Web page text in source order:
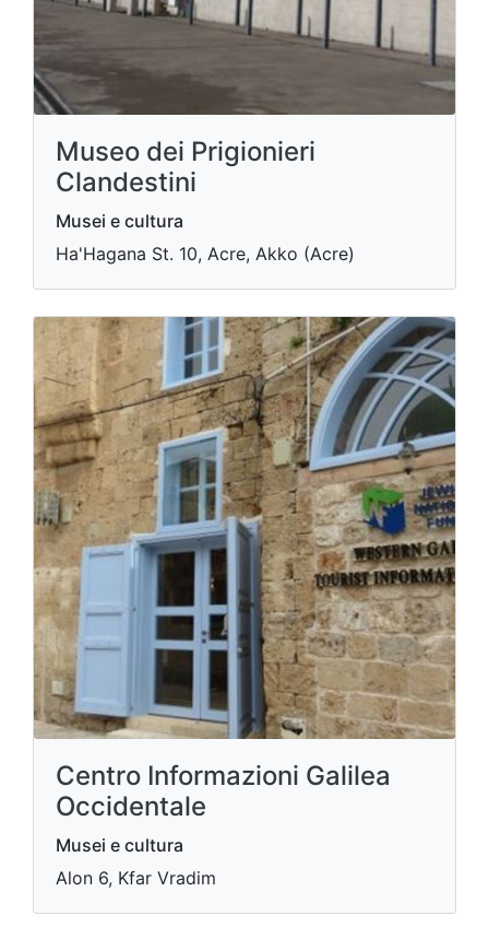
Museo dei Prigionieri
Clandestini
Musei e cultura
Ha'Hagana St. 10, Acre, Akko (Acre)
Centro Informazioni Galilea
Occidentale
Musei e cultura
Alon 6, Kfar Vradim